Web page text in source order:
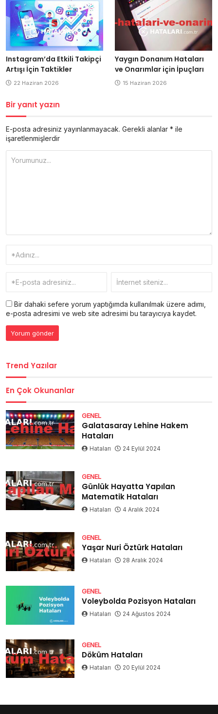
Instagram’da Etkili Takipçi
Artışı İçin Taktikler
22 Haziran 2026
Yaygın Donanım Hataları
ve Onarımlar için İpuçları
15 Haziran 2026
Bir yanıt yazın
E-posta adresiniz yayınlanmayacak. Gerekli alanlar * ile
işaretlenmişlerdir
Bir dahaki sefere yorum yaptığımda kullanılmak üzere adımı,
e-posta adresimi ve web site adresimi bu tarayıcıya kaydet.
Trend Yazılar
En Çok Okunanlar
GENEL
Galatasaray Lehine Hakem
Hataları
Hataları 24 Eylül 2024
GENEL
Günlük Hayatta Yapılan
Matematik Hataları
Hataları 4 Aralık 2024
GENEL
Yaşar Nuri Öztürk Hataları
Hataları 28 Aralık 2024
GENEL
Voleybolda Pozisyon Hataları
Hataları 24 Ağustos 2024
GENEL
Döküm Hataları
Hataları 20 Eylül 2024